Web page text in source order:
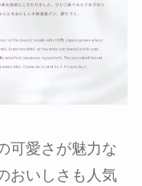
可愛さが魅力な
おいしさも人気